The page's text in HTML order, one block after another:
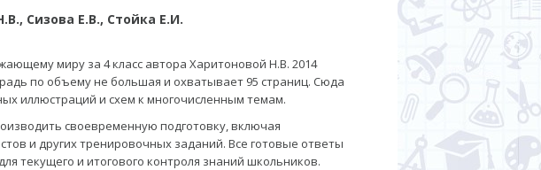
Сизова Е.В., Стойка Е.И.
миру за 4 класс автора Харитоновой Н.В. 2014
по объему не большая и охватывает 95 страниц. Сюда
иллюстраций и схем к многочисленным темам.
своевременную подготовку, включая
и других тренировочных заданий. Все готовые ответы
текущего и итогового контроля знаний школьников.